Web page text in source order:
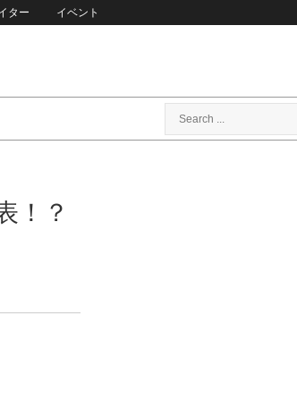
ター イベント
！？